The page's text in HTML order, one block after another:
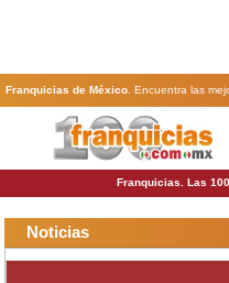
Franquicias de México. Encuentra las
actividad. En www.100franquicias.com.mx
Franquicias. Las
Noticias